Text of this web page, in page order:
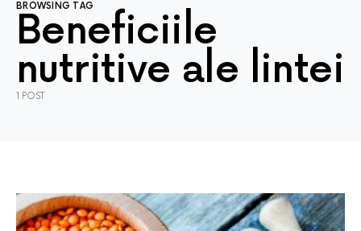
BROWSING TAG
Beneficiile
nutritive ale lintei
1 POST